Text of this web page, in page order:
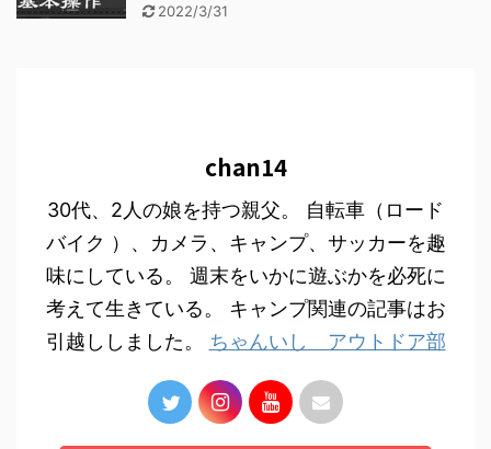
2022/3/31
chan14
30代、2人の娘を持つ親父。 自転車（ロード
バイク ）、カメラ、キャンプ、サッカーを趣
味にしている。 週末をいかに遊ぶかを必死に
考えて生きている。 キャンプ関連の記事はお
引越ししました。 ちゃんいし アウトドア部